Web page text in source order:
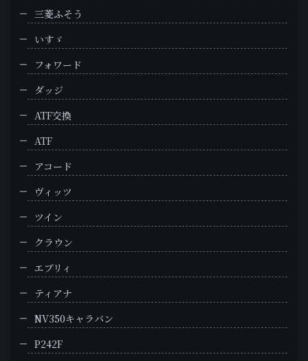
三菱ふそう
いすゞ
フォワード
ダッジ
ATF交換
ATF
アコード
ヴィッツ
ツイン
クラウン
エブリィ
ティアナ
NV350キャラバン
P242F